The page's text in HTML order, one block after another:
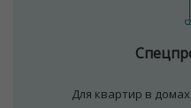
Для квартир в